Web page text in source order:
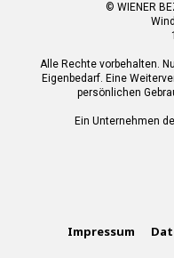
© WIENER
Alle Rechte vorbehalten.
Eigenbedarf. Eine
persönlichen
Ein Unternehmen
Impressum